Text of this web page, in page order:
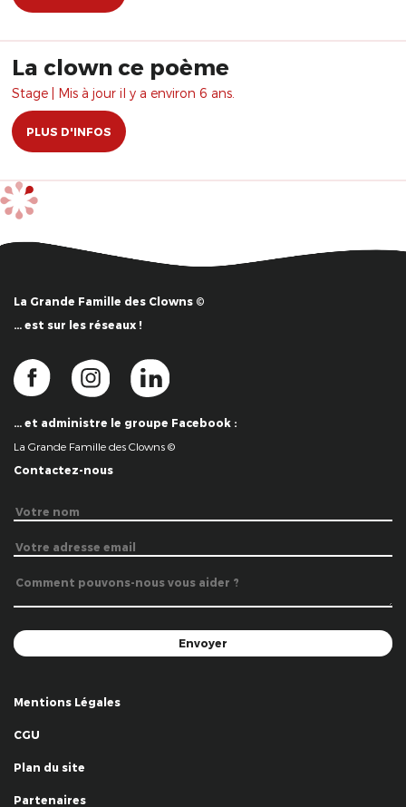
La clown ce poème
Stage | Mis à jour il y a environ 6 ans.
PLUS D'INFOS
La Grande Famille des Clowns ©
… est sur les réseaux !
… et administre le groupe Facebook :
La Grande Famille des Clowns ©
Contactez-nous
Mentions Légales
CGU
Plan du site
Partenaires